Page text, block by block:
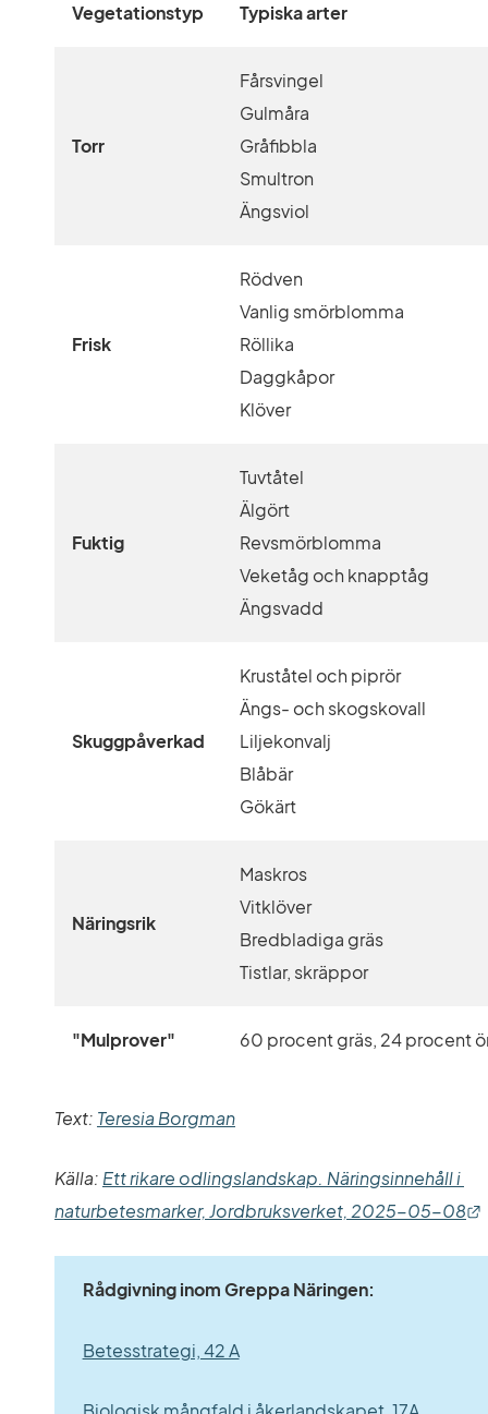
Vegetationstyp Typiska arter
Torr
Fårsvingel
Gulmåra
Gråfibbla
Smultron
Ängsviol
Frisk
Rödven
Vanlig smörblomma
Röllika
Daggkåpor
Klöver
Fuktig
Tuvtåtel
Älgört
Revsmörblomma
Veketåg och knapptåg
Ängsvadd
Skuggpåverkad
Kruståtel och piprör
Ängs- och skogskovall
Liljekonvalj
Blåbär
Gökärt
Näringsrik
Maskros
Vitklöver
Bredbladiga gräs
Tistlar, skräppor
"Mulprover" 60 procent gräs, 24 procent
Text: Teresia Borgman
Källa: Ett rikare odlingslandskap. Näringsinnehåll i
naturbetesmarker, Jordbruksverket, 2025-05-08
Rådgivning inom Greppa Näringen:
Betesstrategi, 42 A